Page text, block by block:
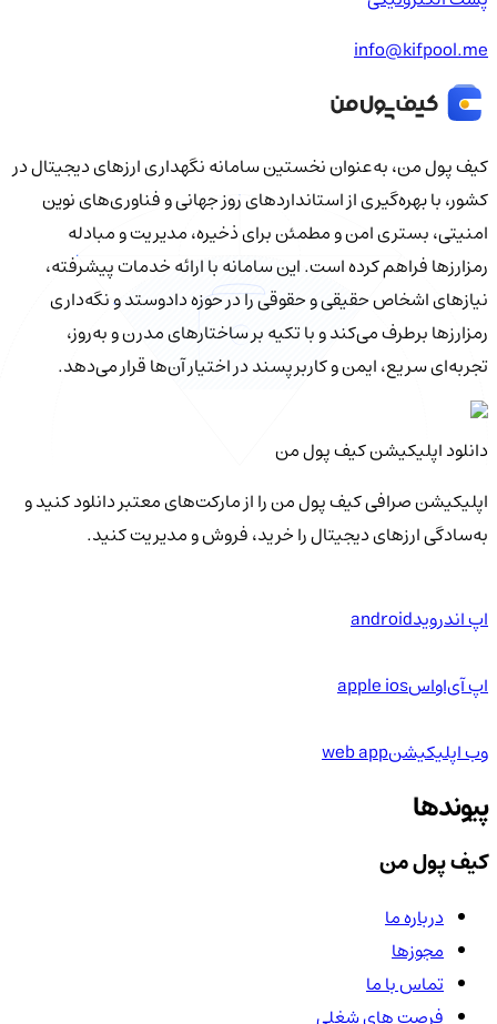
info@kifpool.me
کیف‌ پول من، به‌عنوان نخستین سامانه نگهداری ارزهای دیجیتال در
کشور، با بهره‌گیری از استانداردهای روز جهانی و فناوری‌های نوین
امنیتی، بستری امن و مطمئن برای ذخیره، مدیریت و مبادله
رمزارزها فراهم کرده است. این سامانه با ارائه خدمات پیشرفته،
نیازهای اشخاص حقیقی و حقوقی را در حوزه دادوستد و نگه‌داری
رمزارزها برطرف می‌کند و با تکیه بر ساختارهای مدرن و به‌روز،
تجربه‌ای سریع، ایمن و کاربرپسند در اختیار آن‌ها قرار می‌دهد.
دانلود اپلیکیشن کیف‌ پول من
اپلیکیشن صرافی کیف پول من را از مارکت‌های معتبر دانلود کنید و
به‌سادگی ارزهای دیجیتال را خرید، فروش و مدیریت کنید.
اپ اندرویدandroid
اپ آی‌او‌اسapple ios
وب اپلیکیشنweb app
پیوندها
کیف پول من
درباره ما
مجوزها
تماس با ما
فرصت های شغلی